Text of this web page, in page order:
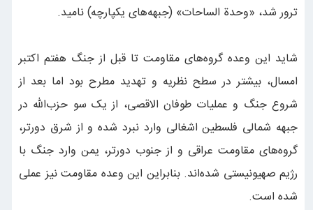
ترور شد، «وحدة الساحات» (جبهه‌های یکپارچه) نامید.
شاید این وعده گروه‌های مقاومت تا قبل از جنگ هفتم اکتبر
امسال، بیشتر در سطح نظریه و تهدید مطرح بود اما بعد از
شروع جنگ و عملیات طوفان الاقصی، از یک سو حزب‌الله در
جبهه شمالی فلسطین اشغالی وارد نبرد شده و از شرق دورتر،
گروه‌های مقاومت عراقی و از جنوب دورتر، یمن وارد جنگ با
رژیم صهیونیستی شده‌اند. بنابراین این وعده مقاومت نیز عملی
شده است.